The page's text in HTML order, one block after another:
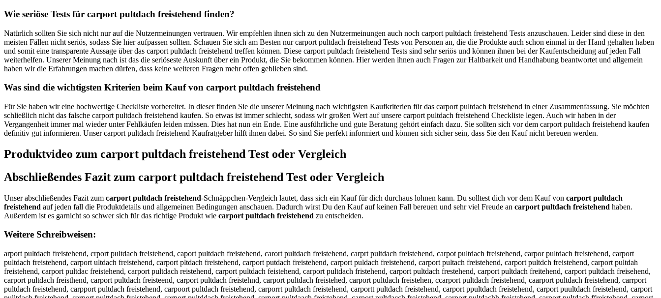
Wie seriöse Tests für carport pultdach freistehend finden?
Natürlich sollten Sie sich nicht nur auf die Nutzermeinungen vertrauen. Wir empfehlen ihnen sich zu den Nutzermeinungen auch noch carport pultdach freistehend Tests anzuschauen. Leider sind diese in den
meisten Fällen nicht seriös, sodass Sie hier aufpassen sollten. Schauen Sie sich am Besten nur carport pultdach freistehend Tests von Personen an, die die Produkte auch schon einmal in der Hand gehalten haben
und somit eine transparente Aussage über das carport pultdach freistehend treffen können. Diese carport pultdach freistehend Tests sind sehr seriös und können ihnen bei der Kaufentscheidung auf jeden Fall
weiterhelfen. Unserer Meinung nach ist das die seriöseste Auskunft über ein Produkt, die Sie bekommen können. Hier werden ihnen auch Fragen zur Haltbarkeit und Handhabung beantwortet und allgemein
haben wir die Erfahrungen machen dürfen, dass keine weiteren Fragen mehr offen geblieben sind.
Was sind die wichtigsten Kriterien beim Kauf von carport pultdach freistehend
Für Sie haben wir eine hochwertige Checkliste vorbereitet. In dieser finden Sie die unserer Meinung nach wichtigsten Kaufkriterien für das carport pultdach freistehend in einer Zusammenfassung. Sie möchten
schließlich nicht das falsche carport pultdach freistehend kaufen. So etwas ist immer schlecht, sodass wir großen Wert auf unsere carport pultdach freistehend Checkliste legen. Auch wir haben in der
Vergangenheit immer mal wieder unter Fehlkäufen leiden müssen. Dies hat nun ein Ende. Eine ausführliche und gute Beratung gehört einfach dazu. Sie sollten sich vor dem carport pultdach freistehend kaufen
definitiv gut informieren. Unser carport pultdach freistehend Kaufratgeber hilft ihnen dabei. So sind Sie perfekt informiert und können sich sicher sein, dass Sie den Kauf nicht bereuen werden.
Produktvideo zum carport pultdach freistehend Test oder Vergleich
Abschließendes Fazit zum carport pultdach freistehend Test oder Vergleich
Unser abschließendes Fazit zum carport pultdach freistehend-Schnäppchen-Vergleich lautet, dass sich ein Kauf für dich durchaus lohnen kann. Du solltest dich vor dem Kauf von carport pultdach
freistehend auf jeden fall die Produktdetails und allgemeinen Bedingungen anschauen. Dadurch wirst Du den Kauf auf keinen Fall bereuen und sehr viel Freude an carport pultdach freistehend haben.
Außerdem ist es garnicht so schwer sich für das richtige Produkt wie carport pultdach freistehend zu entscheiden.
Weitere Schreibweisen:
arport pultdach freistehend, crport pultdach freistehend, caport pultdach freistehend, carort pultdach freistehend, carprt pultdach freistehend, carpot pultdach freistehend, carpor pultdach freistehend, carport pultdach freistehend, carport ultdach freistehend, carport pltdach freistehend, carport putdach freistehend, carport puldach freistehend, carport pultach freistehend, carport pultdch freistehend, carport pultdah freistehend, carport pultdac freistehend, carport pultdach reistehend, carport pultdach feistehend, carport pultdach fristehend, carport pultdach frestehend, carport pultdach freitehend, carport pultdach freisehend, carport pultdach freisthend, carport pultdach freisteend, carport pultdach freistehnd, carport pultdach freistehed, carport pultdach freistehen, ccarport pultdach freistehend, caarport pultdach freistehend, carrport pultdach freistehend, carpport pultdach freistehend, carpoort pultdach freistehend, carporrt pultdach freistehend, carportt pultdach freistehend, carport ppultdach freistehend, carport puultdach freistehend, carport pulltdach freistehend, carport pulttdach freistehend, carport pultddach freistehend, carport pultdaach freistehend, carport pultdacch freistehend, carport pultdachh freistehend, carport pultdach ffreistehend, carport pultdach frreistehend, carport pultdach freeistehend, carport pultdach freiistehend, carport pultdach freisstehend, carport pultdach freisttehend, carport pultdach freisteehend, carport pultdach freistehhend, carport pultdach freisteheend, carport pultdach freistehennd, carport pultdach freistehendd, acrport pultdach freistehend, craport pultdach freistehend, caprort pultdach freistehend, caroprt pultdach freistehend, carprot pultdach freistehend, carpotr pultdach freistehend, carpor tpultdach freistehend, carportp ultdach freistehend, carport upltdach freistehend, carport plutdach freistehend, carport putldach freistehend, carport puldtach freistehend, carport pultadch freistehend, carport pultdcah freistehend, carport pultdahc freistehend, carport pultdac hfreistehend, carport pultdachf reistehend, carport pultdach rfeistehend, carport pultdach feristehend, carport pultdach friestehend, carport pultdach fresitehend, carport pultdach freitsehend, carport pultdach freisethend, carport pultdach freistheend, carport pultdach freisteehnd, carport pultdach freistehned, carport pultdach freistehedn, carportpultdach freistehend, carport pultdachfreistehend, arport pultdach freistehend, xarport pultdach freistehend, sarport pultdach freistehend, darport pultdach freistehend, farport pultdach freistehend, varport pultdach freistehend, cqrport pultdach freistehend, cwrport pultdach freistehend, czrport pultdach freistehend, cxrport pultdach freistehend, caeport pultdach freistehend, cadport pultdach freistehend, cafport pultdach freistehend, cagport pultdach freistehend, catport pultdach freistehend, ca4port pultdach freistehend, ca5port pultdach freistehend, caroort pultdach freistehend, carlort pultdach freistehend, caröort pultdach freistehend, carüort pultdach freistehend, car0ort pultdach freistehend, carßort pultdach freistehend, carpirt pultdach freistehend, carpkrt pultdach freistehend, carplrt pultdach freistehend, carpprt pultdach freistehend, carp9rt pultdach freistehend, carp0rt pultdach freistehend, carpoet pultdach freistehend, carpodt pultdach freistehend, carpoft pultdach freistehend, carpogt pultdach freistehend, carpott pultdach freistehend, carpo4t pultdach freistehend, carpo5t pultdach freistehend, carporr pultdach freistehend, carporf pultdach freistehend, carporg pultdach freistehend, carporh pultdach freistehend, carpory pultdach freistehend, carpor5 pultdach freistehend, carpor6 pultdach freistehend, carport oultdach freistehend, carport lultdach freistehend, carport öultdach freistehend, carport üultdach freistehend, carport 0ultdach freistehend, carport ßultdach freistehend, carport pyltdach freistehend, carport phltdach freistehend, carport pjltdach freistehend, carport pkltdach freistehend, carport piltdach freistehend, carport p7ltdach freistehend, carport p8ltdach freistehend, carport puptdach freistehend, carport puotdach freistehend, carport puitdach freistehend, carport puktdach freistehend, carport pumtdach freistehend, carport pulrdach freistehend, carport pulfdach freistehend, carport pulgdach freistehend, carport pulhdach freistehend, carport pulydach freistehend, carport pul5dach freistehend, carport pul6dach freistehend, carport pultxach freistehend, carport pultsach freistehend, carport pultwach freistehend, carport pulteach freistehend, carport pultrach freistehend, carport pultfach freistehend, carport pultvach freistehend, carport pultcach freistehend, carport pultdqch freistehend, carport pultdwch freistehend, carport pultdzch freistehend, carport pultdxch freistehend, carport pultda h freistehend, carport pultdaxh freistehend, carport pultdash freistehend, carport pultdadh freistehend, carport pultdafh freistehend, carport pultdavh freistehend, carport pultdacb freistehend, carport pultdacg freistehend, carport pultdact freistehend, carport pultdacy freistehend, carport pultdacu freistehend, carport pultdacj freistehend, carport pultdacm freistehend, carport pultdacn freistehend, carport pultdach creistehend, carport pultdach dreistehend, carport pultdach ereistehend, carport pultdach rreistehend, carport pultdach treistehend, carport pultdach greistehend, carport pultdach breistehend, carport pultdach vreistehend, carport pultdach feeistehend, carport pultdach fdeistehend, carport pultdach ffeistehend, carport pultdach fgeistehend, carport pultdach fteistehend, carport pultdach f4eistehend, carport pultdach f5eistehend, carport pultdach frwistehend, carport pultdach frsistehend, carport pultdach frdistehend, carport pultdach frfistehend, carport pultdach frristehend, carport pultdach fr3istehend, carport pultdach fr4istehend, carport pultdach freustehend, carport pultdach frejstehend, carport pultdach frekstehend, carport pultdach frelstehend, carport pultdach freostehend, carport pultdach fre8stehend, carport pultdach fre9stehend, carport pultdach freiqtehend, carport pultdach freiwtehend, carport pultdach freietehend, carport pultdach freiztehend, carport pultdach freixtehend, carport pultdach freictehend, carport pultdach freisrehend, carport pultdach freisfehend, carport pultdach freisgehend, carport pultdach freishehend, carport pultdach freisyehend, carport pultdach freis5ehend, carport pultdach freis6ehend, carport pultdach freistwhend, carport pultdach freistshend, carport pultdach freistdhend, carport pultdach freistfhend, carport pultdach freistrhend, carport pultdach freist3hend, carport pultdach freist4hend, carport pultdach freistebend, carport pultdach freistegend, carport pultdach freistetend, carport pultdach freisteyend, carport pultdach freisteuend, carport pultdach freistejend, carport pultdach freistemend, carport pultdach freistenend, carport pultdach freistehwnd, carport pultdach freistehsnd, carport pultdach freistehdnd, carport pultdach freistehfnd, carport pultdach freistehrnd, carport pultdach freisteh3nd, carport pultdach freisteh4nd, carport pultdach freistehe d, carport pultdach freistehebd, carport pultdach freistehegd, carport pultdach freistehehd, carport pultdach freistehejd, carport pultdach freistehemd, carport pultdach freistehenx, carport pultdach freistehens, carport pultdach freistehenw, carport pultdach freistehene, carport pultdach freistehenr, carport pultdach freistehenf, carport pultdach freistehenv, carport pultdach freistehenc, carport pultdach freistehend, c arport pultdach freistehend, xcarport pultdach freistehend, cxarport pultdach freistehend, scarport pultdach freistehend, csarport pultdach freistehend, dcarport pultdach freistehend, cdarport pultdach freistehend, fcarport pultdach freistehend, cfarport pultdach freistehend, vcarport pultdach freistehend, cvarport pultdach freistehend, cqarport pultdach freistehend, caqrport pultdach freistehend, cwarport pultdach freistehend, cawrport pultdach freistehend, czarport pultdach freistehend, cazrport pultdach freistehend, caxrport pultdach freistehend, caerport pultdach freistehend, careport pultdach freistehend, cadrport pultdach freistehend, cardport pultdach freistehend, cafrport pultdach freistehend, carfport pultdach freistehend, cagrport pultdach freistehend, cargport pultdach freistehend, catrport pultdach freistehend, cartport pultdach freistehend, ca4rport pultdach freistehend, car4port pultdach freistehend, ca5rport pultdach freistehend, car5port pultdach freistehend, caroport pultdach freistehend, carlport pultdach freistehend, carplort pultdach freistehend, caröport pultdach freistehend, carpöort pultdach freistehend, carüport pultdach freistehend, carpüort pultdach freistehend, car0port pultdach freistehend, carp0ort pultdach freistehend, carßport pultdach freistehend, carpßort pultdach freistehend, carpiort pultdach freistehend, carpoirt pultdach freistehend, carpkort pultdach freistehend, carpokrt pultdach freistehend, carpolrt pultdach freistehend, carpoprt pultdach freistehend, carp9ort pultdach freistehend, carpo9rt pultdach freistehend, carpo0rt pultdach freistehend, carpoert pultdach freistehend, carporet pultdach freistehend, carpodrt pultdach freistehend, carpordt pultdach freistehend, carpofrt pultdach freistehend, carporft pultdach freistehend, carpogrt pultdach freistehend, carporgt pultdach freistehend, carpotrt pultdach freistehend, carpo4rt pultdach freistehend, carpor4t pultdach freistehend, carpo5rt pultdach freistehend, carpor5t pultdach freistehend, carportr pultdach freistehend, carportf pultdach freistehend, carportg pultdach freistehend, carporht pultdach freistehend, carporth pultdach freistehend, carporyt pultdach freistehend, carporty pultdach freistehend, carport5 pultdach freistehend, carpor6t pultdach freistehend, carport6 pultdach freistehend, carport opultdach freiste